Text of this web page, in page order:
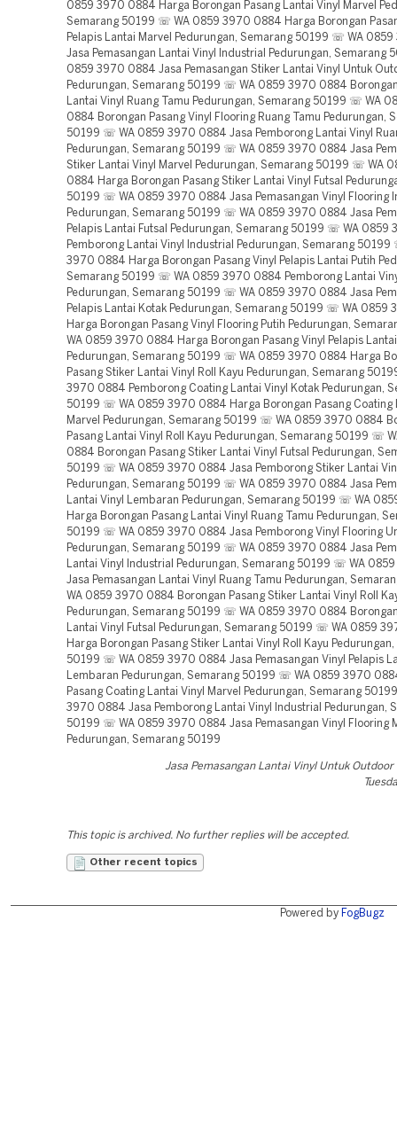
0859 3970 0884 Harga Borongan Pasang Lantai Vinyl Marvel
Semarang 50199 ☏ WA 0859 3970 0884 Harga Borongan
Pelapis Lantai Marvel Pedurungan, Semarang 50199 ☏ WA
Jasa Pemasangan Lantai Vinyl Industrial Pedurungan, Semarang
0859 3970 0884 Jasa Pemasangan Stiker Lantai Vinyl Untuk
Pedurungan, Semarang 50199 ☏ WA 0859 3970 0884
Lantai Vinyl Ruang Tamu Pedurungan, Semarang 50199 ☏ WA
0884 Borongan Pasang Vinyl Flooring Ruang Tamu Pedurungan,
50199 ☏ WA 0859 3970 0884 Jasa Pemborong Lantai Vinyl
Pedurungan, Semarang 50199 ☏ WA 0859 3970 0884 Jasa
Stiker Lantai Vinyl Marvel Pedurungan, Semarang 50199 ☏ WA
0884 Harga Borongan Pasang Stiker Lantai Vinyl Futsal
50199 ☏ WA 0859 3970 0884 Jasa Pemasangan Vinyl Flooring
Pedurungan, Semarang 50199 ☏ WA 0859 3970 0884 Jasa
Pelapis Lantai Futsal Pedurungan, Semarang 50199 ☏ WA 0859
Pemborong Lantai Vinyl Industrial Pedurungan, Semarang
3970 0884 Harga Borongan Pasang Vinyl Pelapis Lantai Putih
Semarang 50199 ☏ WA 0859 3970 0884 Pemborong Lantai
Pedurungan, Semarang 50199 ☏ WA 0859 3970 0884 Jasa
Pelapis Lantai Kotak Pedurungan, Semarang 50199 ☏ WA 0859
Harga Borongan Pasang Vinyl Flooring Putih Pedurungan,
WA 0859 3970 0884 Harga Borongan Pasang Vinyl Pelapis
Pedurungan, Semarang 50199 ☏ WA 0859 3970 0884 Harga
Pasang Stiker Lantai Vinyl Roll Kayu Pedurungan, Semarang
3970 0884 Pemborong Coating Lantai Vinyl Kotak Pedurungan,
50199 ☏ WA 0859 3970 0884 Harga Borongan Pasang Coating
Marvel Pedurungan, Semarang 50199 ☏ WA 0859 3970 0884
Pasang Lantai Vinyl Roll Kayu Pedurungan, Semarang 50199 ☏
0884 Borongan Pasang Stiker Lantai Vinyl Futsal Pedurungan,
50199 ☏ WA 0859 3970 0884 Jasa Pemborong Stiker Lantai
Pedurungan, Semarang 50199 ☏ WA 0859 3970 0884 Jasa
Lantai Vinyl Lembaran Pedurungan, Semarang 50199 ☏ WA
Harga Borongan Pasang Lantai Vinyl Ruang Tamu Pedurungan,
50199 ☏ WA 0859 3970 0884 Jasa Pemborong Vinyl Flooring
Pedurungan, Semarang 50199 ☏ WA 0859 3970 0884 Jasa
Lantai Vinyl Industrial Pedurungan, Semarang 50199 ☏ WA
Jasa Pemasangan Lantai Vinyl Ruang Tamu Pedurungan,
WA 0859 3970 0884 Borongan Pasang Stiker Lantai Vinyl Roll
Pedurungan, Semarang 50199 ☏ WA 0859 3970 0884
Lantai Vinyl Futsal Pedurungan, Semarang 50199 ☏ WA 0859
Harga Borongan Pasang Stiker Lantai Vinyl Roll Kayu
50199 ☏ WA 0859 3970 0884 Jasa Pemasangan Vinyl Pelapis
Lembaran Pedurungan, Semarang 50199 ☏ WA 0859 3970
Pasang Coating Lantai Vinyl Marvel Pedurungan, Semarang
3970 0884 Jasa Pemborong Lantai Vinyl Industrial Pedurungan,
50199 ☏ WA 0859 3970 0884 Jasa Pemasangan Vinyl Flooring
Pedurungan, Semarang 50199
Jasa Pemasangan Lantai Vinyl Untuk
This topic is archived. No further replies will be accepted.
Other recent topics
Powered by FogBugz